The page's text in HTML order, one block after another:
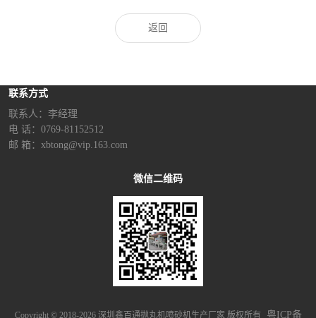
返回
联系方式
联系人：李经理‬
电 话：0769-81152512
邮 箱：xbtong@vip.163.com
微信二维码
Copyright © 2018-2026 深圳鑫百通抛丸机喷砂机生产厂家 版权所有 粤ICP备